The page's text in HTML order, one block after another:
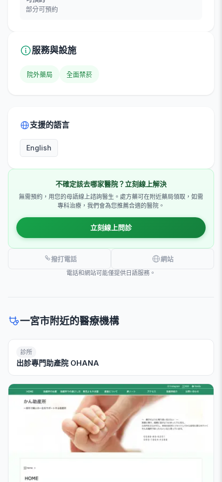
部分可預約
服務與設施
院外藥局 全面禁菸
支援的語言
English
不確定該去哪家醫院？立刻線上解決
無需預約，用您的母語線上諮詢醫生。處方藥可在附近藥局領取，如需
專科治療，我們會為您推薦合適的醫院。
立刻線上問診
撥打電話 網站
電話和網站可能僅提供日語服務。
一宮市附近的醫療機構
診所
出診專門助產院 OHANA